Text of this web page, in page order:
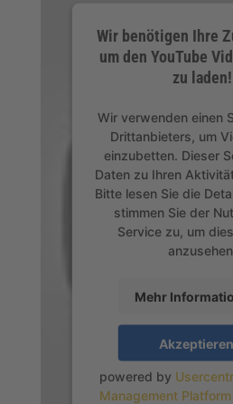
Wir benötigen Ihre
um den YouTube
zu laden!
Wir verwenden einen
Drittanbieters, um
einzubetten. Dieser
Daten zu Ihren
Bitte lesen Sie die
stimmen Sie der
Service zu, um
Mehr
Akzeptieren
powered by
Management Platform